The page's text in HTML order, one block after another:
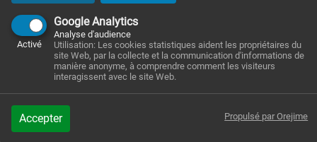
Google Analytics
Activé
Analyse d'audience
Utilisation: Les cookies statistiques aident les propriétaires du
site Web, par la collecte et la communication d'informations de
manière anonyme, à comprendre comment les visiteurs
interagissent avec le site Web.
Accepter Propulsé par Orejime